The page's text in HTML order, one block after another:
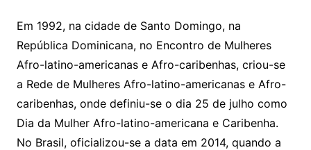
Em 1992, na cidade de Santo Domingo, na
República Dominicana, no Encontro de Mulheres
Afro-latino-americanas e Afro-caribenhas, criou-se
a Rede de Mulheres Afro-latino-americanas e Afro-
caribenhas, onde definiu-se o dia 25 de julho como
Dia da Mulher Afro-latino-americana e Caribenha.
No Brasil, oficializou-se a data em 2014, quando a